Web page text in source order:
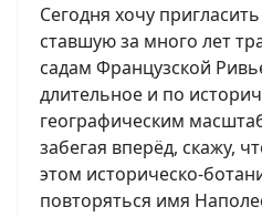
Сегодня хочу
ставшую за много лет
садам Французской
длительное и по
географическим
забегая вперёд, скажу,
этом историческо-
повторяться имя